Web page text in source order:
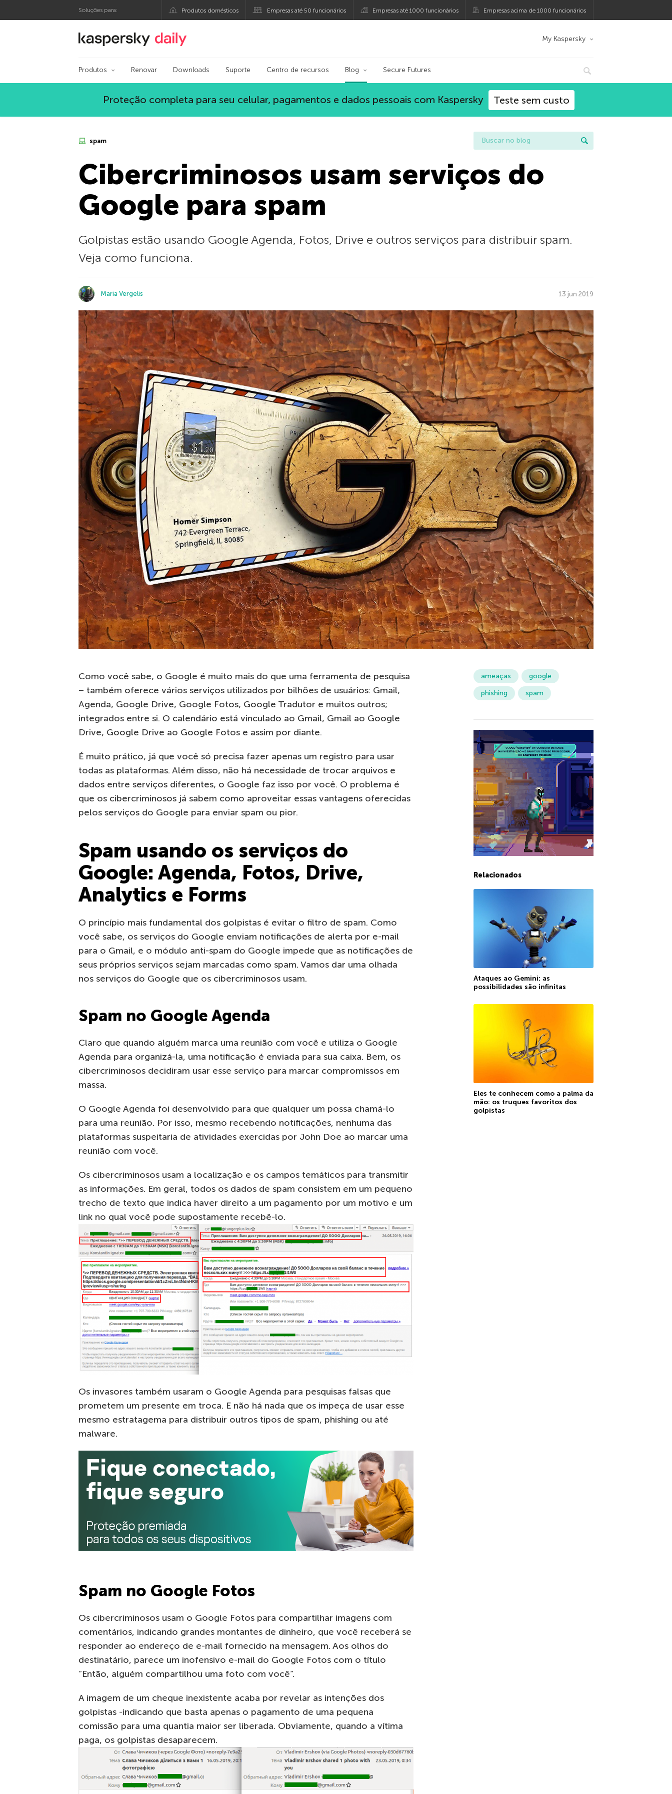
Soluções para: Produtos domésticos Empresas até 50 funcionários Empresas até 1000 funcionários Empresas acima de 1000 funcionários
Blog oficial da Kaspersky My Kaspersky
Produtos Renovar Downloads Suporte Centro de recursos Blog Secure Futures
Proteção completa para seu celular, pagamentos e dados pessoais com Kaspersky Teste sem custo
spam
Cibercriminosos usam serviços do
Google para spam
Golpistas estão usando Google Agenda, Fotos, Drive e outros serviços para distribuir spam.
Veja como funciona.
Maria Vergelis 13 jun 2019
Como você sabe, o Google é muito mais do que uma ferramenta de pesquisa
– também oferece vários serviços utilizados por bilhões de usuários: Gmail,
Agenda, Google Drive, Google Fotos, Google Tradutor e muitos outros;
integrados entre si. O calendário está vinculado ao Gmail, Gmail ao Google
Drive, Google Drive ao Google Fotos e assim por diante.
É muito prático, já que você só precisa fazer apenas um registro para usar
todas as plataformas. Além disso, não há necessidade de trocar arquivos e
dados entre serviços diferentes, o Google faz isso por você. O problema é
que os cibercriminosos já sabem como aproveitar essas vantagens oferecidas
pelos serviços do Google para enviar spam ou pior.
Spam usando os serviços do
Google: Agenda, Fotos, Drive,
Analytics e Forms
O princípio mais fundamental dos golpistas é evitar o filtro de spam. Como
você sabe, os serviços do Google enviam notificações de alerta por e-mail
para o Gmail, e o módulo anti-spam do Google impede que as notificações de
seus próprios serviços sejam marcadas como spam. Vamos dar uma olhada
nos serviços do Google que os cibercriminosos usam.
Spam no Google Agenda
Claro que quando alguém marca uma reunião com você e utiliza o Google
Agenda para organizá-la, uma notificação é enviada para sua caixa. Bem, os
cibercriminosos decidiram usar esse serviço para marcar compromissos em
massa.
O Google Agenda foi desenvolvido para que qualquer um possa chamá-lo
para uma reunião. Por isso, mesmo recebendo notificações, nenhuma das
plataformas suspeitaria de atividades exercidas por John Doe ao marcar uma
reunião com você.
Os cibercriminosos usam a localização e os campos temáticos para transmitir
as informações. Em geral, todos os dados de spam consistem em um pequeno
trecho de texto que indica haver direito a um pagamento por um motivo e um
link no qual você pode supostamente recebê-lo.
Os invasores também usaram o Google Agenda para pesquisas falsas que
prometem um presente em troca. E não há nada que os impeça de usar esse
mesmo estratagema para distribuir outros tipos de spam, phishing ou até
malware.
Spam no Google Fotos
Os cibercriminosos usam o Google Fotos para compartilhar imagens com
comentários, indicando grandes montantes de dinheiro, que você receberá se
responder ao endereço de e-mail fornecido na mensagem. Aos olhos do
destinatário, parece um inofensivo e-mail do Google Fotos com o título
“Então, alguém compartilhou uma foto com você”.
A imagem de um cheque inexistente acaba por revelar as intenções dos
golpistas -indicando que basta apenas o pagamento de uma pequena
comissão para uma quantia maior ser liberada. Obviamente, quando a vítima
paga, os golpistas desaparecem.
ameaças
google
phishing
spam
Relacionados
Ataques ao Gemini: as
possibilidades são infinitas
Eles te conhecem como a palma da
mão: os truques favoritos dos
golpistas